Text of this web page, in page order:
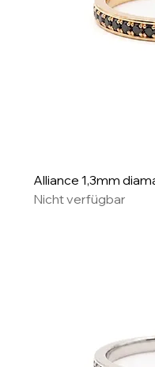
Alliance 1,3mm
Nicht verfügbar